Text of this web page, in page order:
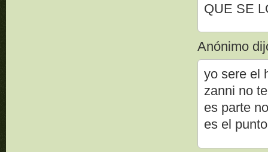
QUE SE
Anónimo
yo sere el
zanni no
es parte
es el